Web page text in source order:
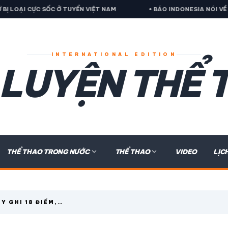
Ở TUYỂN VIỆT NAM • BÁO INDONESIA NÓI VỀ QUYẾT ĐỊNH
INTERNATIONAL EDITION
THỂ
THỂ THAO TRONG NƯỚCexpand_more THỂ THAOexpand_more VIDEO
GHI 18 ĐIỂM,